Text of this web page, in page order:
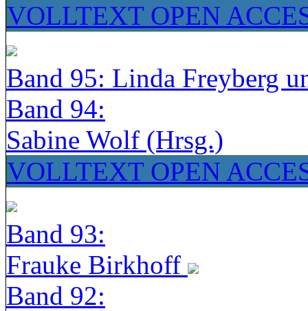
VOLLTEXT OPEN
Band 95: Linda Freyberg
Band 94:
Sabine Wolf (Hrsg.)
VOLLTEXT OPEN
Band 93:
Frauke Birkhoff
Band 92: